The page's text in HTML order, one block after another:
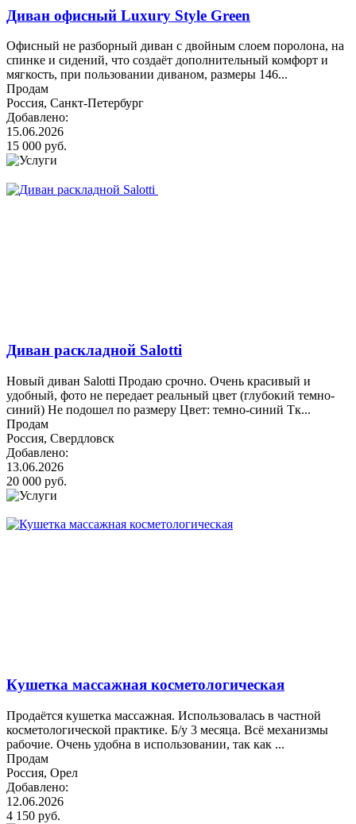
Диван офисный Luxury Style Green
Офисный не разборный диван с двойным слоем поролона, на
спинке и сидений, что создаёт дополнительный комфорт и
мягкость, при пользовании диваном, размеры 146...
Продам
Россия, Санкт-Петербург
Добавлено:
15.06.2026
15 000 руб.
Диван раскладной Salotti
Новый диван Salotti Продаю срочно. Очень красивый и
удобный, фото не передает реальный цвет (глубокий темно-
синий) Не подошел по размеру Цвет: темно-синий Тк...
Продам
Россия, Свердловск
Добавлено:
13.06.2026
20 000 руб.
Кушетка массажная косметологическая
Продаётся кушетка массажная. Использовалась в частной
косметологической практике. Б/у 3 месяца. Всё механизмы
рабочие. Очень удобна в использовании, так как ...
Продам
Россия, Орел
Добавлено:
12.06.2026
4 150 руб.